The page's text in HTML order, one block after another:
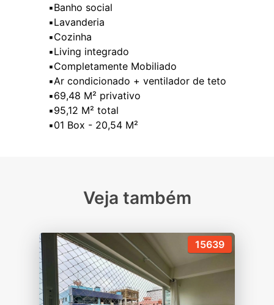
▪️Banho social
▪️Lavanderia
▪️Cozinha
▪️Living integrado
▪️Completamente Mobiliado
▪️Ar condicionado + ventilador de teto
▪️69,48 M² privativo
▪️95,12 M² total
Veja também
15639